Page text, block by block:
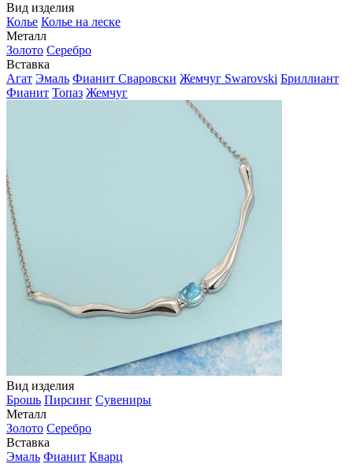
Вид изделия
Колье Колье на леске
Металл
Золото Серебро
Вставка
Агат Эмаль Фианит Сваровски Жемчуг Swarovski Бриллиант
Фианит Топаз Жемчуг
Вид изделия
Брошь Пирсинг Сувениры
Металл
Золото Серебро
Вставка
Эмаль Фианит Кварц